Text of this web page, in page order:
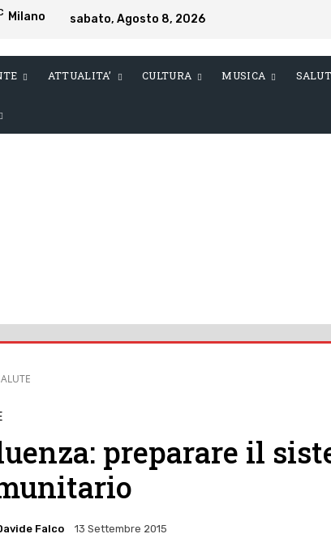
Milano sabato, Agosto 8, 2026
ATTUALITA’ CULTURA MUSICA
preparare il
Falco 13 Settembre 2015